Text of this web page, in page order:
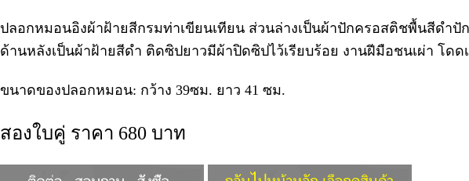
ปลอกหมอนอิงผ้าฝ้ายสีกรมท่าเขียนเทียน ส่วนล่างเป็นผ้าปักครอสติชพื้นสีดำปั
ด้านหลังเป็นผ้าฝ้ายสีดำ ติดซิปยาวมีผ้าปิดซิปไว้เรียบร้อย งานฝีมือชนเผ่า โด
ขนาดของปลอกหมอน: กว้าง 39ซม. ยาว 41 ซม.
สองใบคู่ ราคา 680 บาท